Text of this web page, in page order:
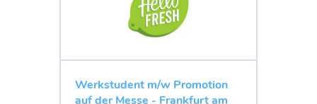
Werkstudent m/w Promotion
auf der Messe - Frankfurt am